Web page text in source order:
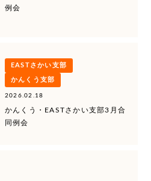
例会
EASTさかい支部
かんくう支部
2026.02.18
かんくう・EASTさかい支部3月合
同例会